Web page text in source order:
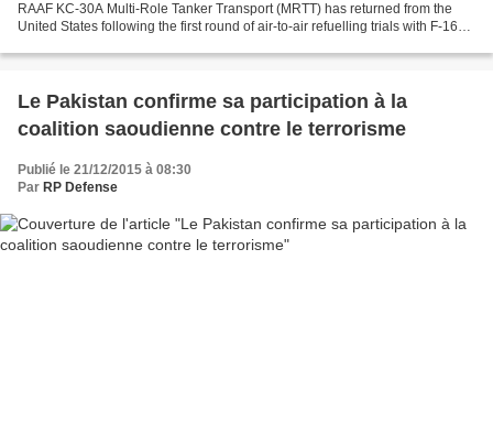
RAAF KC-30A Multi-Role Tanker Transport (MRTT) has returned from the
United States following the first round of air-to-air refuelling trials with F-16
Le Pakistan confirme sa participation à la
coalition saoudienne contre le terrorisme
Publié le 21/12/2015 à 08:30
Par RP Defense